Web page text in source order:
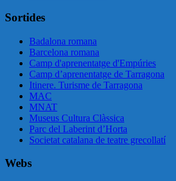
Sortides
Badalona romana
Barcelona romana
Camp d'aprenentatge d'Empúries
Camp d’aprenentatge de Tarragona
Itinere. Turisme de Tarragona
MAC
MNAT
Museus Cultura Clàssica
Parc del Laberint d’Horta
Societat catalana de teatre grecollatí
Webs